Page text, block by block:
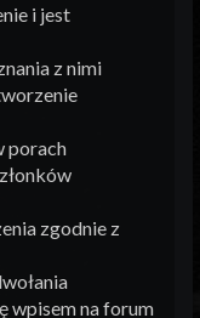
i jest
z nimi
porach
zgodnie z
wpisem na forum